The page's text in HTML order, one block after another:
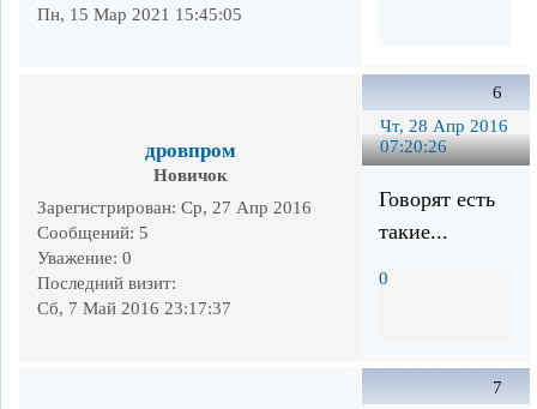
Пн, 15 Мар 2021 15:45:05
6
Чт, 28 Апр 2016
07:20:26
дровпром
Новичок
Зарегистрирован: Ср, 27 Апр 2016
Сообщений: 5
Уважение: 0
Последний визит:
Сб, 7 Май 2016 23:17:37
Говорят есть
такие...
0
7